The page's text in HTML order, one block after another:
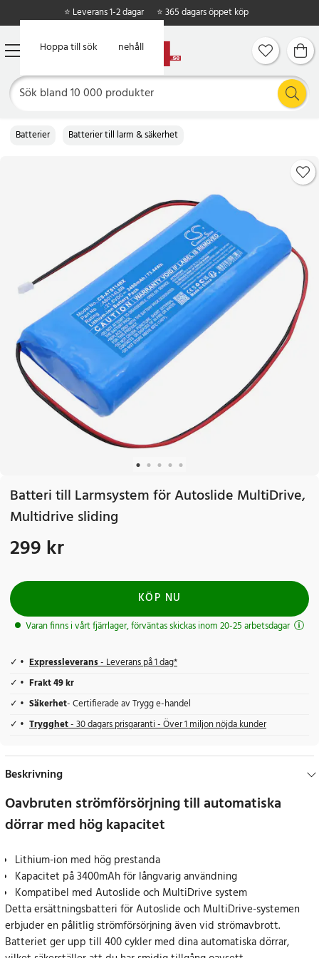
Hoppa till huvudinnehåll
Hoppa till sök
⭐ Leverans 1-2 dagar ⭐ 365 dagars öppet köp
Batterier Batterier till larm & säkerhet
Batteri till Larmsystem för Autoslide MultiDrive,
Multidrive sliding
Pris:299 kr
299 kr
KÖP NU
Varan finns i vårt fjärrlager, förväntas skickas inom 20-25 arbetsdagar
Expressleverans- Leverans på 1 dag*
Frakt 49 kr
Säkerhet- Certifierade av Trygg e-handel
Trygghet- 30 dagars prisgaranti - Över 1 miljon nöjda kunder
Beskrivning
Oavbruten strömförsörjning till automatiska
dörrar med hög kapacitet
Lithium-ion med hög prestanda
Kapacitet på 3400mAh för långvarig användning
Kompatibel med Autoslide och MultiDrive system
Detta ersättningsbatteri för Autoslide och MultiDrive-systemen
erbjuder en pålitlig strömförsörjning även vid strömavbrott.
Batteriet ger upp till 400 cykler med dina automatiska dörrar,